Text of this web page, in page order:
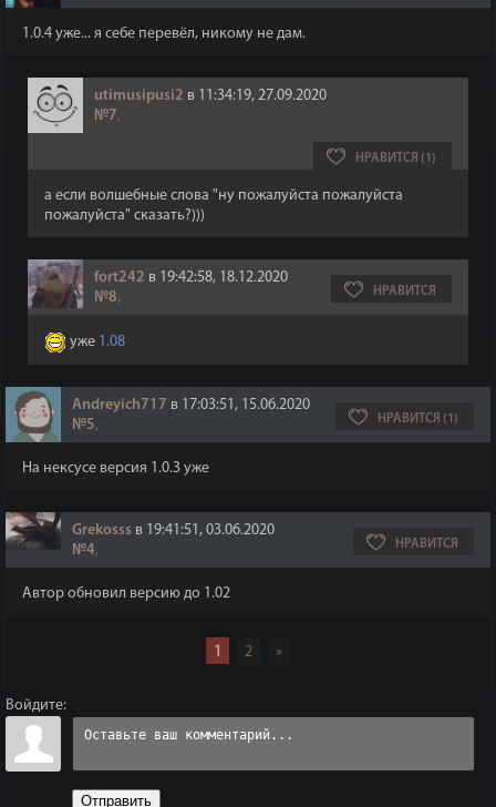
1.0.4 уже... я себе перевёл, никому не дам.
utimusipusi2 в 11:34:19, 27.09.2020
№7,
НРАВИТСЯ (1)
а если волшебные слова "ну пожалуйста пожалуйста
пожалуйста" сказать?)))
fort242 в 19:42:58, 18.12.2020
№8, НРАВИТСЯ
уже 1.08
Andreyich717 в 17:03:51, 15.06.2020
№5, НРАВИТСЯ (1)
На нексусе версия 1.0.3 уже
Grekosss в 19:41:51, 03.06.2020
№4, НРАВИТСЯ
Автор обновил версию до 1.02
1 2 »
Войдите:
Отправить